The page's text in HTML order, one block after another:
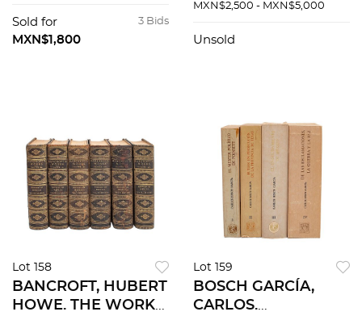
MAYA VASES. NEW
YORK: KERR
3 Bids
Sold for
MXN$1,800
MXN$2,500 - MXN$5,000
Unsold
Lot 158
BANCROFT, HUBERT
HOWE. THE WORKS
Lot 159
BOSCH GARCÍA,
CARLOS.